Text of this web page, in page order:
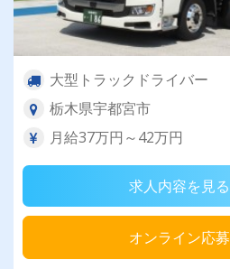
大型トラックドライバー
栃木県宇都宮市
月給37万円～42万円
求人内容を見る
オンライン応募